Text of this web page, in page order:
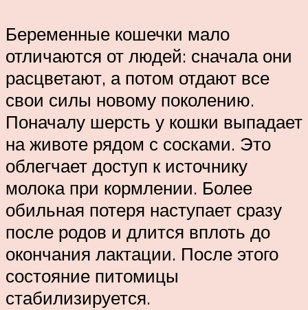
Беременные кошечки мало
отличаются от людей: сначала они
расцветают, а потом отдают все
свои силы новому поколению.
Поначалу шерсть у кошки выпадает
на животе рядом с сосками. Это
облегчает доступ к источнику
молока при кормлении. Более
обильная потеря наступает сразу
после родов и длится вплоть до
окончания лактации. После этого
состояние питомицы
стабилизируется.